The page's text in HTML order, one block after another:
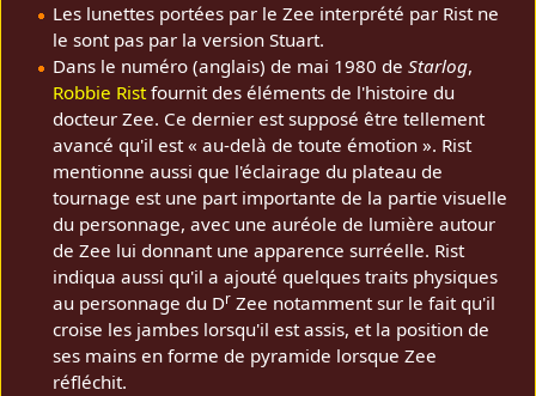
Les lunettes portées par le Zee interprété par Rist ne
le sont pas par la version Stuart.
Dans le numéro (anglais) de mai 1980 de Starlog,
Robbie Ristfournit des éléments de l'histoire du
docteur Zee. Ce dernier est supposé être tellement
avancé qu'il est « au-delà de toute émotion ». Rist
mentionne aussi que l'éclairage du plateau de
tournage est une part importante de la partie visuelle
du personnage, avec une auréole de lumière autour
de Zee lui donnant une apparence surréelle. Rist
indiqua aussi qu'il a ajouté quelques traits physiques
au personnage du DrZee notamment sur le fait qu'il
croise les jambes lorsqu'il est assis, et la position de
ses mains en forme de pyramide lorsque Zee
réfléchit.